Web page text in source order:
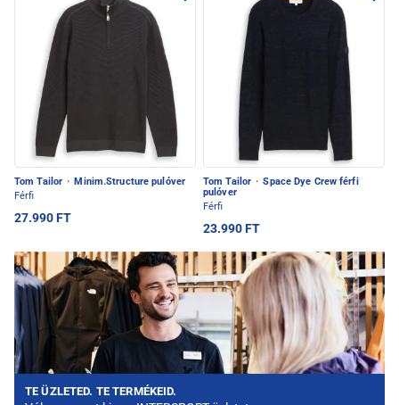
Tom Tailor · Minim.Structure pulóver
Férfi
27.990 FT
Tom Tailor · Space Dye Crew férfi
pulóver
Férfi
23.990 FT
TE ÜZLETED. TE TERMÉKEID.